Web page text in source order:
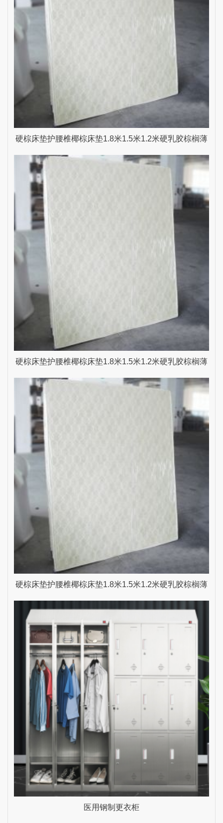
硬棕床垫护腰椎椰棕床垫1.8米1.5米1.2米硬乳胶棕榈薄
雨生家具 乳白色 1500mm*2000mm
硬棕床垫护腰椎椰棕床垫1.8米1.5米1.2米硬乳胶棕榈薄
雨生家具 乳白色 1800mm*2000mm
硬棕床垫护腰椎椰棕床垫1.8米1.5米1.2米硬乳胶棕榈薄
医用钢制更衣柜